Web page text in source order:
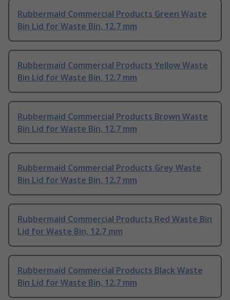
Rubbermaid Commercial Products Green Waste
Bin Lid for Waste Bin, 12.7 mm
Rubbermaid Commercial Products Yellow Waste
Bin Lid for Waste Bin, 12.7 mm
Rubbermaid Commercial Products Brown Waste
Bin Lid for Waste Bin, 12.7 mm
Rubbermaid Commercial Products Grey Waste
Bin Lid for Waste Bin, 12.7 mm
Rubbermaid Commercial Products Red Waste Bin
Lid for Waste Bin, 12.7 mm
Rubbermaid Commercial Products Black Waste
Bin Lid for Waste Bin, 12.7 mm